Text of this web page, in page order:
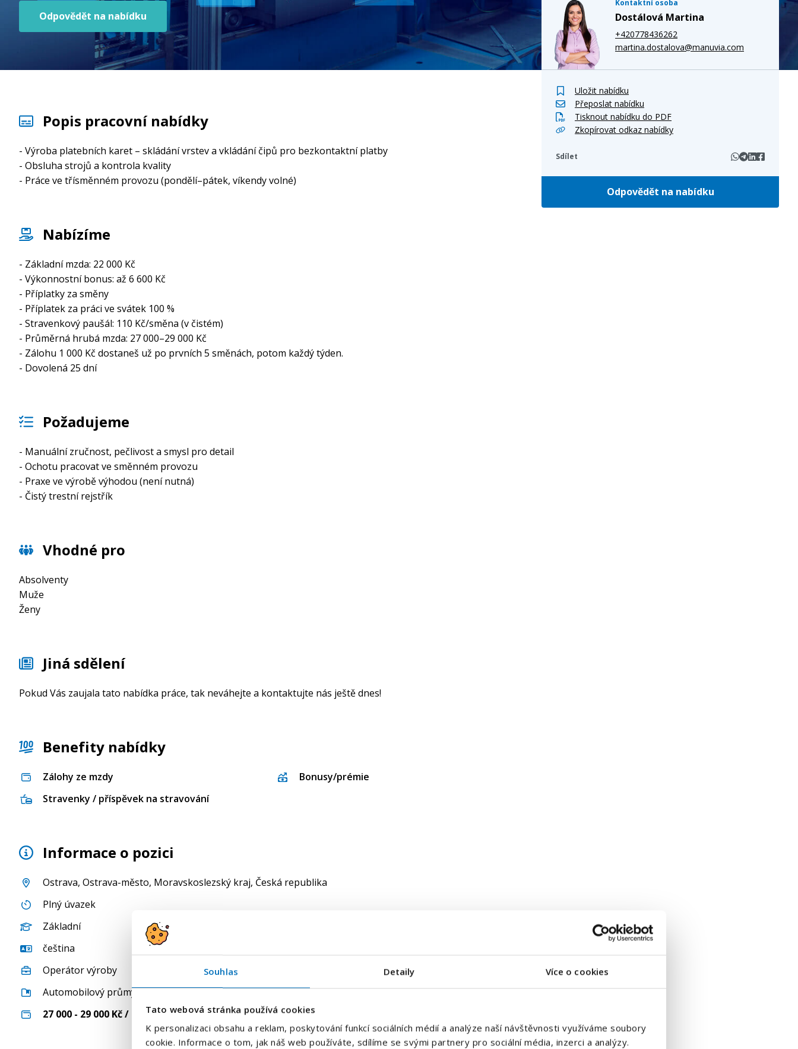
Souhlas Detaily Více o cookies
Tato webová stránka používá cookies
K personalizaci obsahu a reklam, poskytování funkcí sociálních médií a analýze naší návštěvnosti využíváme soubory
cookie. Informace o tom, jak náš web používáte, sdílíme se svými partnery pro sociální média, inzerci a analýzy.
Odpovědět na nabídku
Kontaktní osoba
Dostálová Martina
+420778436262
martina.dostalova@manuvia.com
Uložit nabídku
Přeposlat nabídku
Tisknout nabídku do PDF
Zkopírovat odkaz nabídky
Sdílet
Odpovědět na nabídku
Popis pracovní nabídky
- Výroba platebních karet – skládání vrstev a vkládání čipů pro bezkontaktní platby
- Obsluha strojů a kontrola kvality
- Práce ve třísměnném provozu (pondělí–pátek, víkendy volné)
Nabízíme
- Základní mzda: 22 000 Kč
- Výkonnostní bonus: až 6 600 Kč
- Příplatky za směny
- Příplatek za práci ve svátek 100 %
- Stravenkový paušál: 110 Kč/směna (v čistém)
- Průměrná hrubá mzda: 27 000–29 000 Kč
- Zálohu 1 000 Kč dostaneš už po prvních 5 směnách, potom každý týden.
- Dovolená 25 dní
Požadujeme
- Manuální zručnost, pečlivost a smysl pro detail
- Ochotu pracovat ve směnném provozu
- Praxe ve výrobě výhodou (není nutná)
- Čistý trestní rejstřík
Vhodné pro
Absolventy
Muže
Ženy
Jiná sdělení
Pokud Vás zaujala tato nabídka práce, tak neváhejte a kontaktujte nás ještě dnes!
Benefity nabídky
Zálohy ze mzdy
Stravenky / příspěvek na stravování
Bonusy/prémie
Informace o pozici
Ostrava, Ostrava-město, Moravskoslezský kraj, Česká republika
Plný úvazek
Základní
čeština
Operátor výroby
Automobilový průmysl
27 000 - 29 000 Kč / měsíc
+420